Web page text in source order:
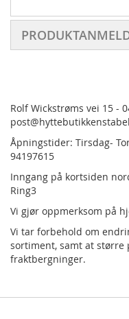
Rolf Wickstrøms vei 15 -
Åpningstider: Tirsdag-
94197615
Inngang på kortsiden
Ring3
Vi gjør oppmerksom på
Vi tar forbehold om
sortiment, samt at større
fraktbergninger.